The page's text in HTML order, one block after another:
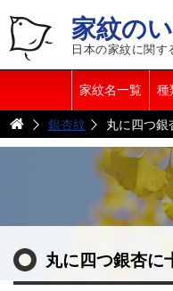
家紋の
日本の家紋に関す
家紋名一覧 種
銀杏紋 丸に四つ銀
丸に四つ銀杏に